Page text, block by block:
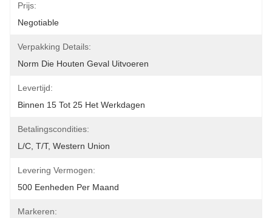
Prijs:
Negotiable
Verpakking Details:
Norm Die Houten Geval Uitvoeren
Levertijd:
Binnen 15 Tot 25 Het Werkdagen
Betalingscondities:
L/C, T/T, Western Union
Levering Vermogen:
500 Eenheden Per Maand
Markeren: